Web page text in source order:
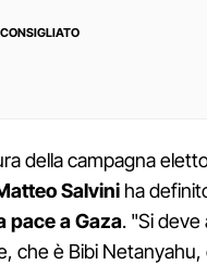
della campagna
Salvini ha
pace a Gaza. "Si deve
che è Bibi Netanyahu,